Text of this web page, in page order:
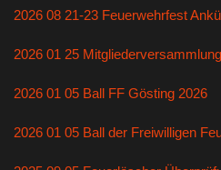
2026 08 21-23 Feuerwehrfest
2026 01 25
2026 01 05 Ball FF Gösting 2026
2026 01 05 Ball der Freiwilligen